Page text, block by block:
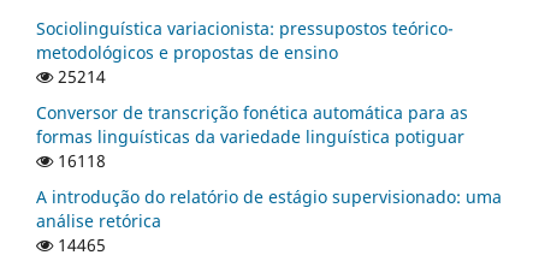
Sociolinguística variacionista: pressupostos teórico-
metodológicos e propostas de ensino
25214
Conversor de transcrição fonética automática para as
formas linguísticas da variedade linguística potiguar
16118
A introdução do relatório de estágio supervisionado: uma
análise retórica
14465